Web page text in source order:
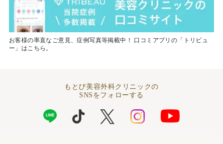
お客様の率直なご意見、症例写真等掲載中！ 口コミアプリの「トリビュ
ー」はこちら。
もとび美容外科クリニックの
SNSをフォローする